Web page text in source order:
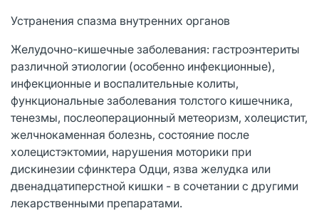
Устранения спазма внутренних органов
Желудочно-кишечные заболевания: гастроэнтериты
различной этиологии (особенно инфекционные),
инфекционные и воспалительные колиты,
функциональные заболевания толстого кишечника,
тенезмы, послеоперационный метеоризм, холецистит,
желчнокаменная болезнь, состояние после
холецистэктомии, нарушения моторики при
дискинезии сфинктера Одци, язва желудка или
двенадцатиперстной кишки - в сочетании с другими
лекарственными препаратами.